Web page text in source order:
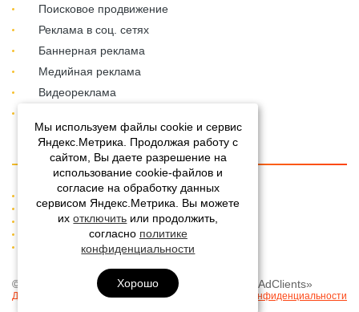
Мы используем файлы cookie и сервис
Яндекс.Метрика. Продолжая работу с
сайтом, Вы даете разрешение на
использование cookie-файлов и
согласие на обработку данных
сервисом Яндекс.Метрика. Вы можете
ихотключить или продолжить,
согласно политике
конфиденциальности
Хорошо
Поисковое продвижение
Реклама в соц. сетях
Баннерная реклама
Медийная реклама
Видеореклама
О компании
Работа в AdClients
Наши клиенты
© 2008-2026 Агентство интернет-маркетинга «AdClients»
Документы Политика конфиденциальности